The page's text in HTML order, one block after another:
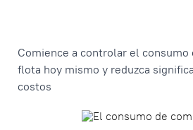
Comience a controlar el
flota hoy mismo y reduzca
costos